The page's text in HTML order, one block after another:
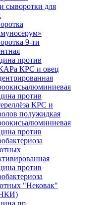
сыворотки для
9-ти
против
КРС и овец
против
КРС и
полужидкая
против
против
"Нековак"
пр.